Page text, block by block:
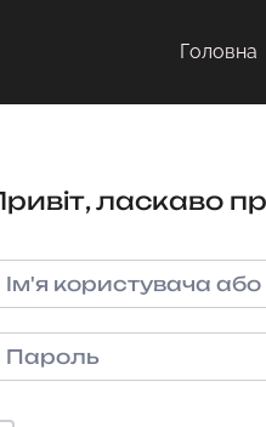
Головна
ласкаво